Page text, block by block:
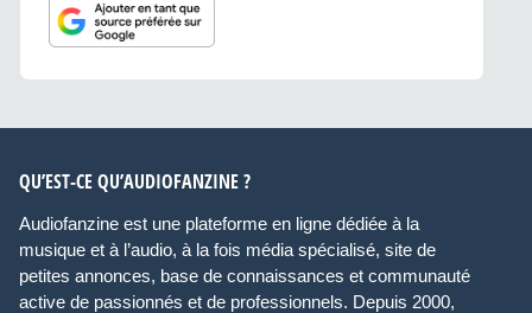
QU’EST-CE QU’AUDIOFANZINE ?
Audiofanzine est une plateforme en ligne dédiée à la
musique et à l’audio, à la fois média spécialisé, site de
petites annonces, base de connaissances et communauté
active de passionnés et de professionnels. Depuis 2000,